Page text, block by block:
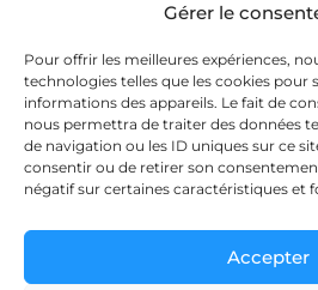
Gérer le
Pour offrir les meilleures expériences,
technologies telles que les cookies pour
informations des appareils. Le fait de
nous permettra de traiter des données
de navigation ou les ID uniques sur ce
consentir ou de retirer son
négatif sur certaines caractéristiques et
Accepter
NOTRE ENSEMBLE
ADMINISTRATIF
VIE ASSOCIATIVE
PARTENARIATS
CONTACT
PRÉ-INSCRIPTION
ÉCOLE
COLLÈGE
LYCÉE
POLITIQUE DE